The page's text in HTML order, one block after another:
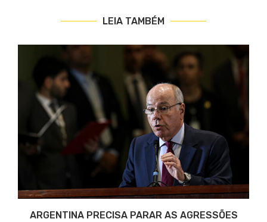
LEIA TAMBÉM
ARGENTINA PRECISA PARAR AS AGRESSÕES